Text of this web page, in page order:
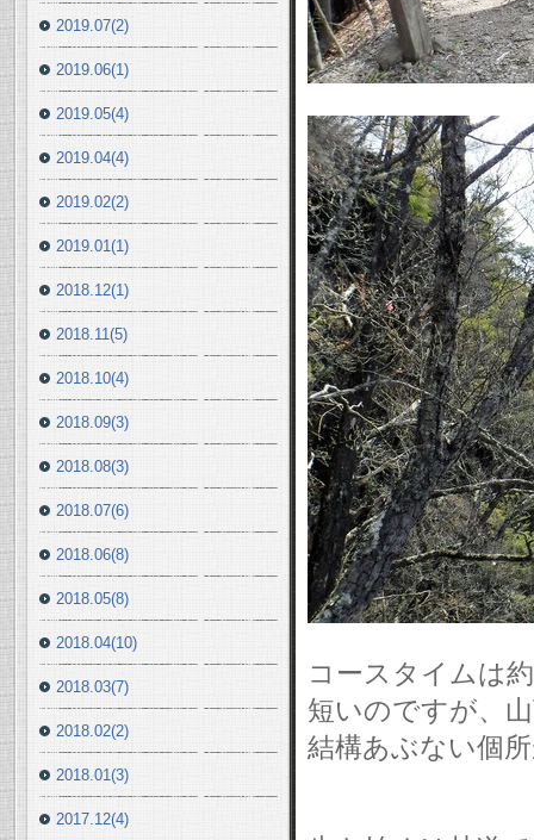
コースタイムは
短いのですが、
結構あぶない個
2019.07(2)
2019.06(1)
2019.05(4)
2019.04(4)
2019.02(2)
2019.01(1)
2018.12(1)
2018.11(5)
2018.10(4)
2018.09(3)
2018.08(3)
2018.07(6)
2018.06(8)
2018.05(8)
2018.04(10)
2018.03(7)
2018.02(2)
2018.01(3)
2017.12(4)